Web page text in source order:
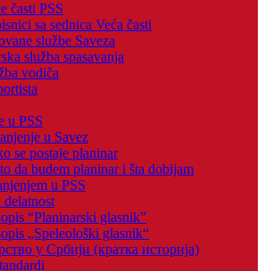
časti PSS
sa sednica Veća časti
službe Saveza
služba spasavanja
vodiča
u PSS
u Savez
se postaje planinar
da budem planinar i šta dobijam
u PSS
delatnost
“Planinarski glasnik”
„Speleološki glasnik“
у Србији (кратка историја)